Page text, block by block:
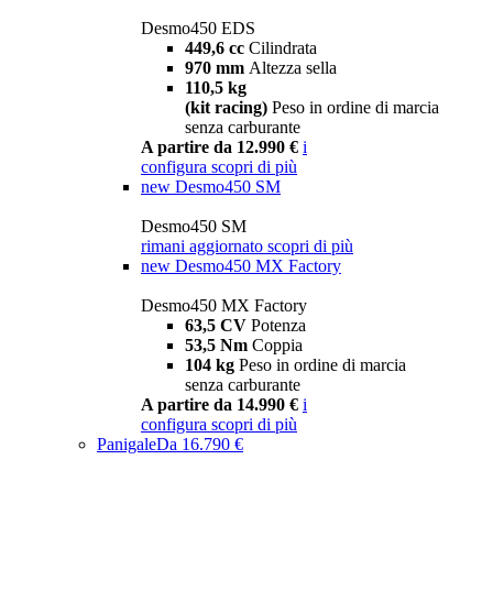
Desmo450 EDS
449,6 cc Cilindrata
970 mm Altezza sella
110,5 kg
(kit racing) Peso in ordine di marcia
senza carburante
A partire da 12.990 € i
configura scopri di più
new Desmo450 SM
Desmo450 SM
rimani aggiornato scopri di più
new Desmo450 MX Factory
Desmo450 MX Factory
63,5 CV Potenza
53,5 Nm Coppia
104 kg Peso in ordine di marcia
senza carburante
A partire da 14.990 € i
configura scopri di più
PanigaleDa 16.790 €